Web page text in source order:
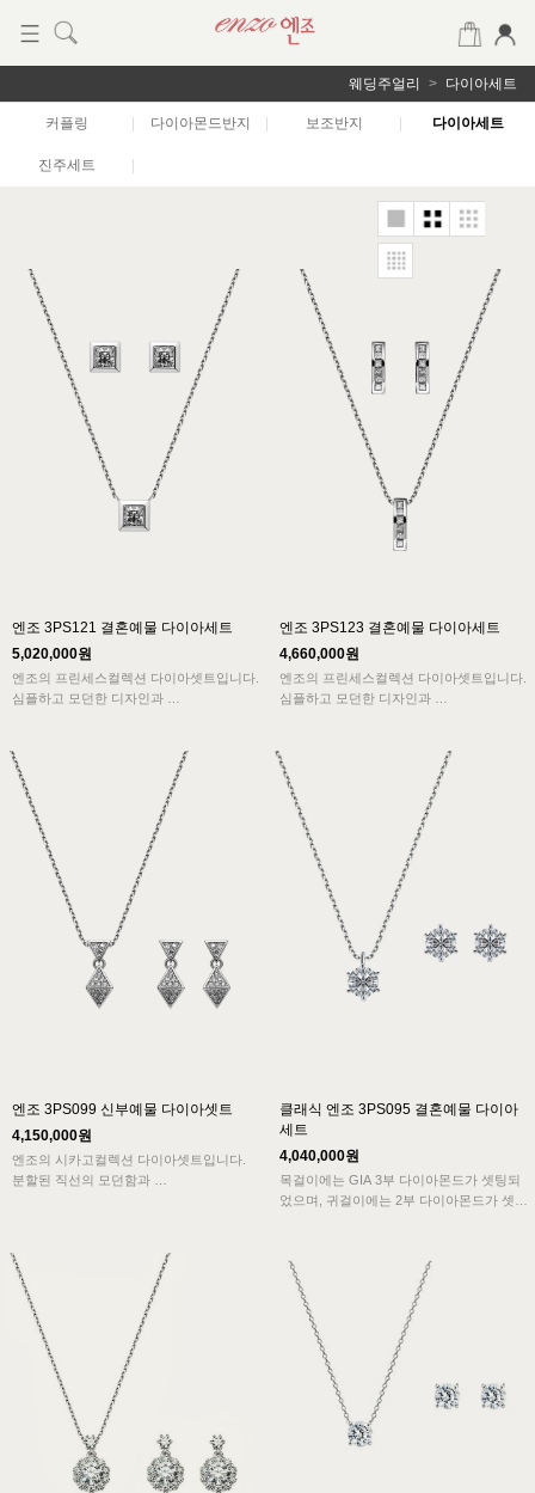
웨딩주얼리 다이아세트
커플링 다이아몬드반지 보조반지 다이아세트
진주세트
엔조 3PS121 결혼예물 다이아세트
5,020,000원
엔조의 프린세스컬렉션 다이아셋트입니다.
심플하고 모던한 디자인과
엔조 3PS123 결혼예물 다이아세트
4,660,000원
엔조의 프린세스컬렉션 다이아셋트입니다.
심플하고 모던한 디자인과
엔조 3PS099 신부예물 다이아셋트
4,150,000원
엔조의 시카고컬렉션 다이아셋트입니다.
분할된 직선의 모던함과
클래식 엔조 3PS095 결혼예물 다이아
세트
4,040,000원
목걸이에는 GIA 3부 다이아몬드가 셋팅되
었으며, 귀걸이에는 2부 다이아몬드가 셋팅
짝임을 가장 잘 표현해줍니다.